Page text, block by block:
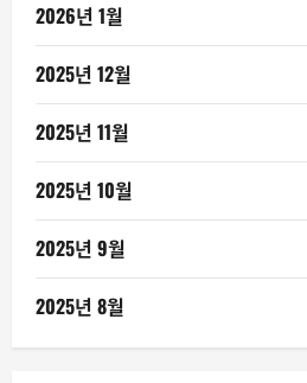
2026년 1월
2025년 12월
2025년 11월
2025년 10월
2025년 9월
2025년 8월